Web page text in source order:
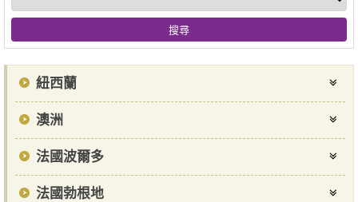
紐西蘭
澳洲
法國波爾多
法國勃根地